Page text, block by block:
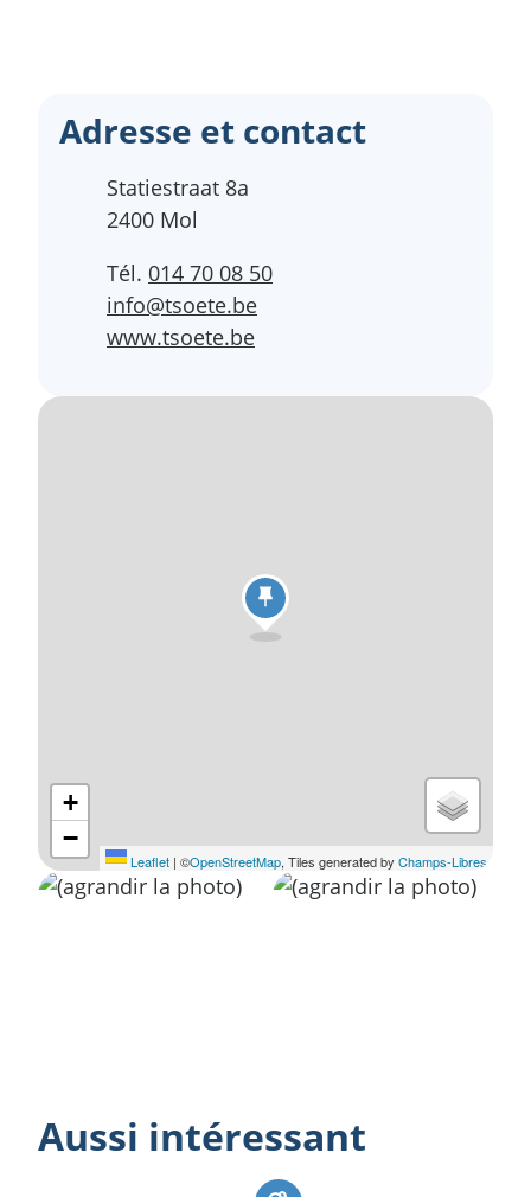
Adresse et contact
AdresseStatiestraat 8a
,2400 Mol
014 70 08 50
E-mailinfo@tsoete.be
Site Web
www.tsoete.be
Plan de rue
+
−
Leaflet | ©OpenStreetMap, Tiles generated by Champs-Libres
Aussi intéressant